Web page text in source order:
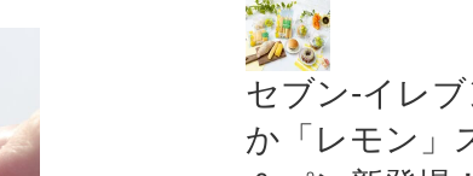
セブン‐イレ
か「レモン」